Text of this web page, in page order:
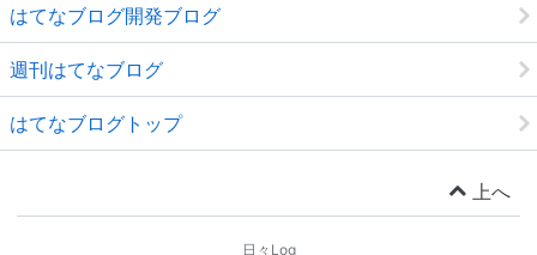
はてなブログ開発ブログ
週刊はてなブログ
はてなブログトップ
上へ
日々Log